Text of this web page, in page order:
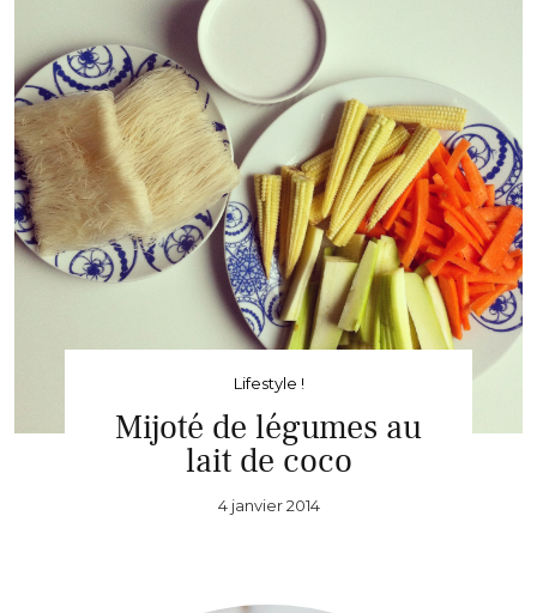
Lifestyle !
Mijoté de légumes au
lait de coco
4 janvier 2014